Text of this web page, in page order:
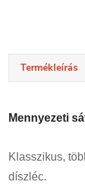
Termékleírás
Mennyezeti
Klasszikus,
díszléc.